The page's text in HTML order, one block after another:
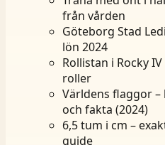
från vården
Göteborg Stad
lön 2024
Rollistan i Rocky
roller
Världens flaggor
och fakta (2024)
6,5 tum i cm –
guide